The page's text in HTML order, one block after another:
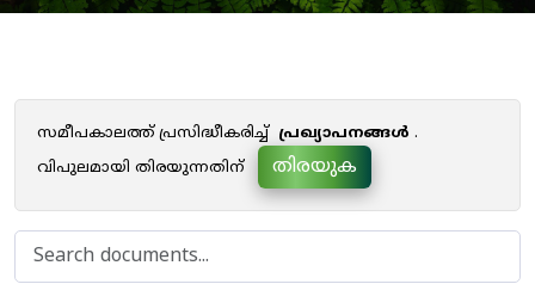
സമീപകാലത്ത് പ്രസിദ്ധീകരിച്ച് പ്രഖ്യാപനങ്ങൾ .
വിപുലമായി തിരയുന്നതിന്
തിരയുക